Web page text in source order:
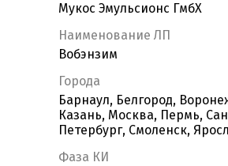
Мукос Эмульсионс ГмбХ
Наименование ЛП
Вобэнзим
Города
Барнаул, Белгород,
Казань, Москва, Пермь,
Петербург, Смоленск,
Фаза КИ